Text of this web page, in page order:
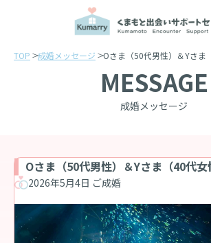
TOP 成婚メッセージ Oさま（50代男性）＆Yさま
MESSAGE
成婚メッセージ
Oさま（50代男性）＆Yさま（40代女
2026年5月4日 ご成婚